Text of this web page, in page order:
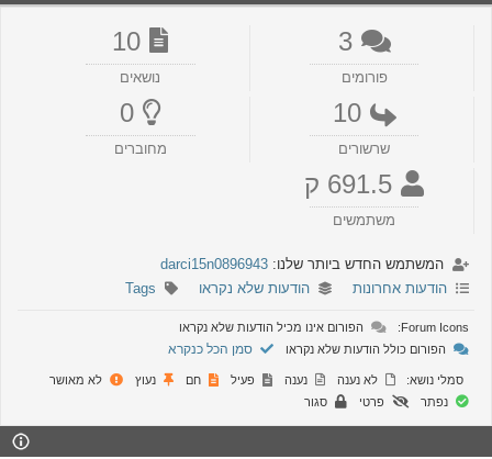
3
פורומים
10
נושאים
10
שרשורים
0
מחוברים
691.5 ק
משתמשים
המשתמש החדש ביותר שלנו: darci15n0896943
הודעות אחרונות
הודעות שלא נקראו Tags
Forum Icons:
הפורום אינו מכיל הודעות שלא נקראו
הפורום כולל הודעות שלא נקראו
סמן הכל כנקרא
סמלי נושא: לא נענה נענה פעיל חם נעוץ
לא מאושר
נפתר
פרטי סגור